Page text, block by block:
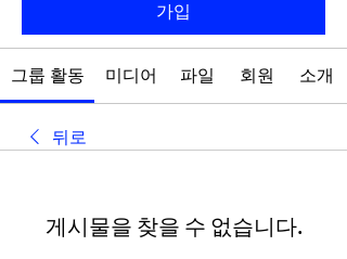
가입
그룹 활동 미디어 파일 회원 소개
뒤로
게시물을 찾을 수 없습니다.